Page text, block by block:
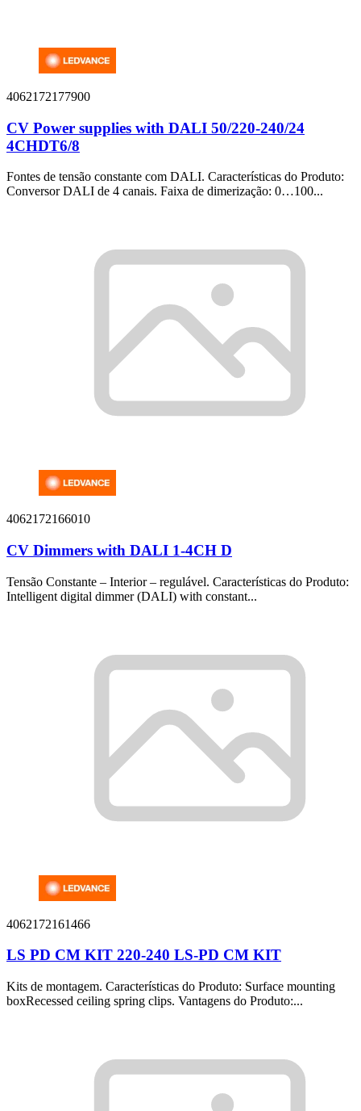
4062172177900
CV Power supplies with DALI 50/220-240/24
4CHDT6/8
Fontes de tensão constante com DALI. Características do Produto:
Conversor DALI de 4 canais. Faixa de dimerização: 0…100...
4062172166010
CV Dimmers with DALI 1-4CH D
Tensão Constante – Interior – regulável. Características do Produto:
Intelligent digital dimmer (DALI) with constant...
4062172161466
LS PD CM KIT 220-240 LS-PD CM KIT
Kits de montagem. Características do Produto: Surface mounting
boxRecessed ceiling spring clips. Vantagens do Produto:...